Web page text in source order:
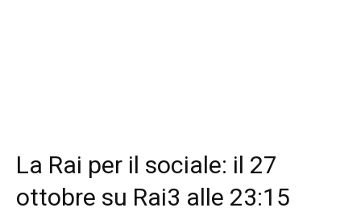
La Rai per il sociale: il 27
ottobre su Rai3 alle 23:15